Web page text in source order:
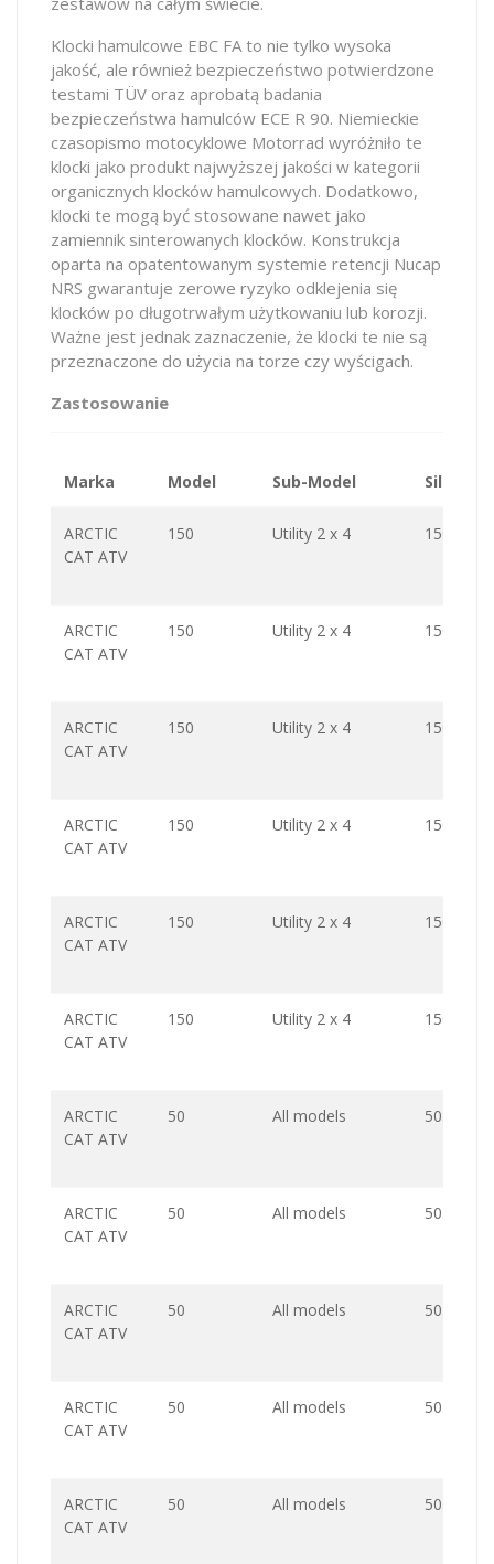
Klocki hamulcowe EBC FA to nie tylko wysoka
jakość, ale również bezpieczeństwo potwierdzone
testami TÜV oraz aprobatą badania
bezpieczeństwa hamulców ECE R 90. Niemieckie
czasopismo motocyklowe Motorrad wyróżniło te
klocki jako produkt najwyższej jakości w kategorii
organicznych klocków hamulcowych. Dodatkowo,
klocki te mogą być stosowane nawet jako
zamiennik sinterowanych klocków. Konstrukcja
oparta na opatentowanym systemie retencji Nucap
NRS gwarantuje zerowe ryzyko odklejenia się
klocków po długotrwałym użytkowaniu lub korozji.
Ważne jest jednak zaznaczenie, że klocki te nie są
przeznaczone do użycia na torze czy wyścigach.
Zastosowanie
Marka Model Sub-Model Silnik
ARCTIC
CAT ATV
150 Utility 2 x 4 150.0
ARCTIC
CAT ATV
150 Utility 2 x 4 150.0
ARCTIC
CAT ATV
150 Utility 2 x 4 150.0
ARCTIC
CAT ATV
150 Utility 2 x 4 150.0
ARCTIC
CAT ATV
150 Utility 2 x 4 150.0
ARCTIC
CAT ATV
150 Utility 2 x 4 150.0
ARCTIC
CAT ATV
50 All models 50.0
ARCTIC
CAT ATV
50 All models 50.0
ARCTIC
CAT ATV
50 All models 50.0
ARCTIC
CAT ATV
50 All models 50.0
ARCTIC
CAT ATV
50 All models 50.0